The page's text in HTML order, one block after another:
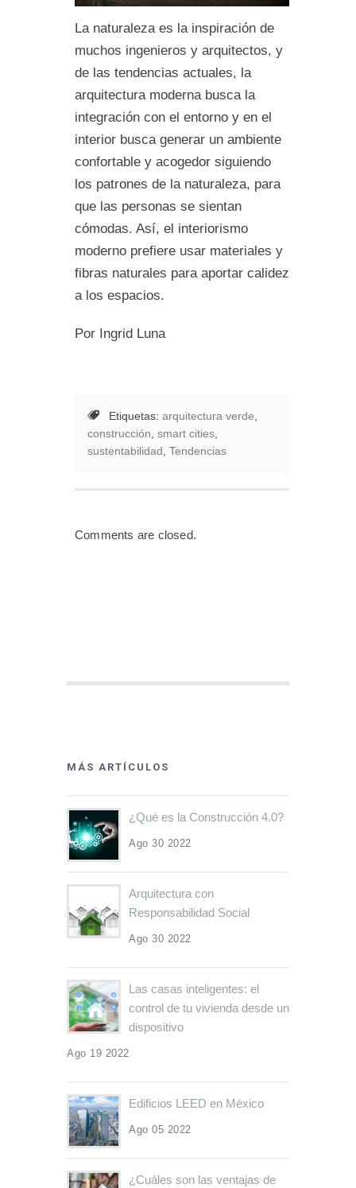
La naturaleza es la inspiración de
muchos ingenieros y arquitectos, y
de las tendencias actuales, la
arquitectura moderna busca la
integración con el entorno y en el
interior busca generar un ambiente
confortable y acogedor siguiendo
los patrones de la naturaleza, para
que las personas se sientan
cómodas. Así, el interiorismo
moderno prefiere usar materiales y
fibras naturales para aportar calidez
a los espacios.
Por Ingrid Luna
Etiquetas: arquitectura verde
construcción smart cities
sustentabilidad Tendencias
Comments are closed.
MÁS ARTÍCULOS
¿Qué es la Construcción 4.0?
Ago 30 2022
Arquitectura con
Responsabilidad Social
Ago 30 2022
Las casas inteligentes: el
control de tu vivienda desde un
dispositivo
Ago 19 2022
Edificios LEED en México
Ago 05 2022
¿Cuáles son las ventajas de